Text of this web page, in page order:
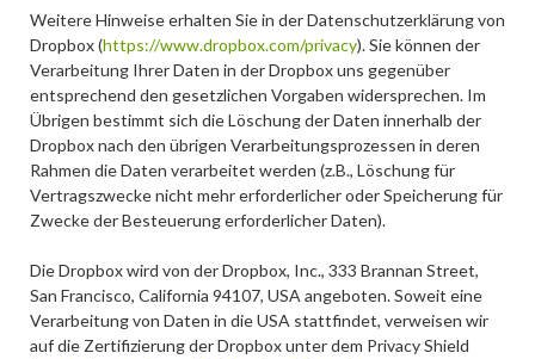
Weitere Hinweise erhalten Sie in der Datenschutzerklärung von
Dropbox (https://www.dropbox.com/privacy). Sie können der
Verarbeitung Ihrer Daten in der Dropbox uns gegenüber
entsprechend den gesetzlichen Vorgaben widersprechen. Im
Übrigen bestimmt sich die Löschung der Daten innerhalb der
Dropbox nach den übrigen Verarbeitungsprozessen in deren
Rahmen die Daten verarbeitet werden (z.B., Löschung für
Vertragszwecke nicht mehr erforderlicher oder Speicherung für
Zwecke der Besteuerung erforderlicher Daten).
Die Dropbox wird von der Dropbox, Inc., 333 Brannan Street,
San Francisco, California 94107, USA angeboten. Soweit eine
Verarbeitung von Daten in die USA stattfindet, verweisen wir
auf die Zertifizierung der Dropbox unter dem Privacy Shield